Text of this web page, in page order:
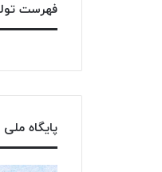
فهرست
پایگاه